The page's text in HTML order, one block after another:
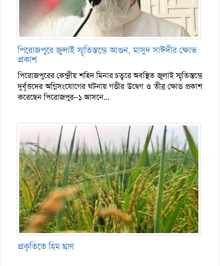
পিরোজপুরে জুলাই স্মৃতিস্তম্ভে আগুন, মাসুদ সাঈদীর ক্ষোভ
প্রকাশ
পিরোজপুরের কেন্দ্রীয় শহিদ মিনার চত্বরে অবস্থিত জুলাই স্মৃতিস্তম্ভে
দুর্বৃত্তদের অগ্নিসংযোগের ঘটনায় গভীর উদ্বেগ ও তীব্র ক্ষোভ প্রকাশ
করেছেন পিরোজপুর–১ আসনে...
প্রকৃতিতে হিম ঘ্রাণ